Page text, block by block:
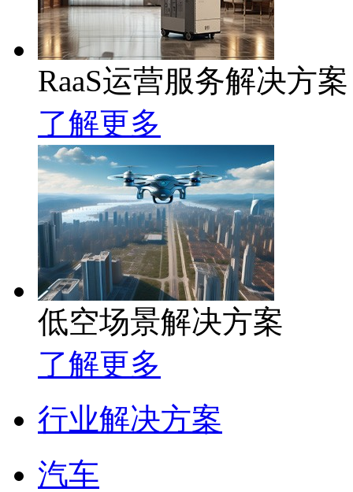
RaaS运营服务解决方案
了解更多
低空场景解决方案
了解更多
行业解决方案
汽车